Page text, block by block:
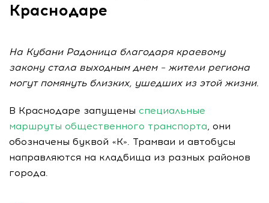
Краснодаре
На Кубани Радоница благодаря краевому
закону стала выходным днем – жители региона
могут помянуть близких, ушедших из этой жизни.
В Краснодаре запущены специальные
маршруты общественного транспорта, они
обозначены буквой «К». Трамваи и автобусы
направляются на кладбища из разных районов
города.